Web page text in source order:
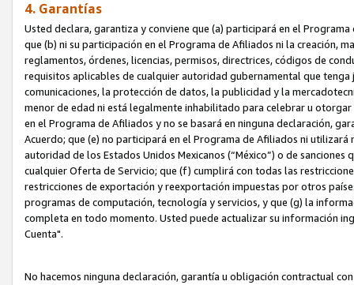
4. Garantías
Usted declara, garantiza y conviene que (a) participará en el
que (b) ni su participación en el Programa de Afiliados ni la creación,
reglamentos, órdenes, licencias, permisos, directrices, códigos de
requisitos aplicables de cualquier autoridad gubernamental que
comunicaciones, la protección de datos, la publicidad y la
menor de edad ni está legalmente inhabilitado para celebrar u
en el Programa de Afiliados y no se basará en ninguna declaración,
Acuerdo; que (e) no participará en el Programa de Afiliados ni
autoridad de los Estados Unidos Mexicanos (“México”) o de
cualquier Oferta de Servicio; que (f) cumplirá con todas las
restricciones de exportación y reexportación impuestas por otros
programas de computación, tecnología y servicios, y que (g) la
completa en todo momento. Usted puede actualizar su información
Cuenta".
No hacemos ninguna declaración, garantía u obligación contractual